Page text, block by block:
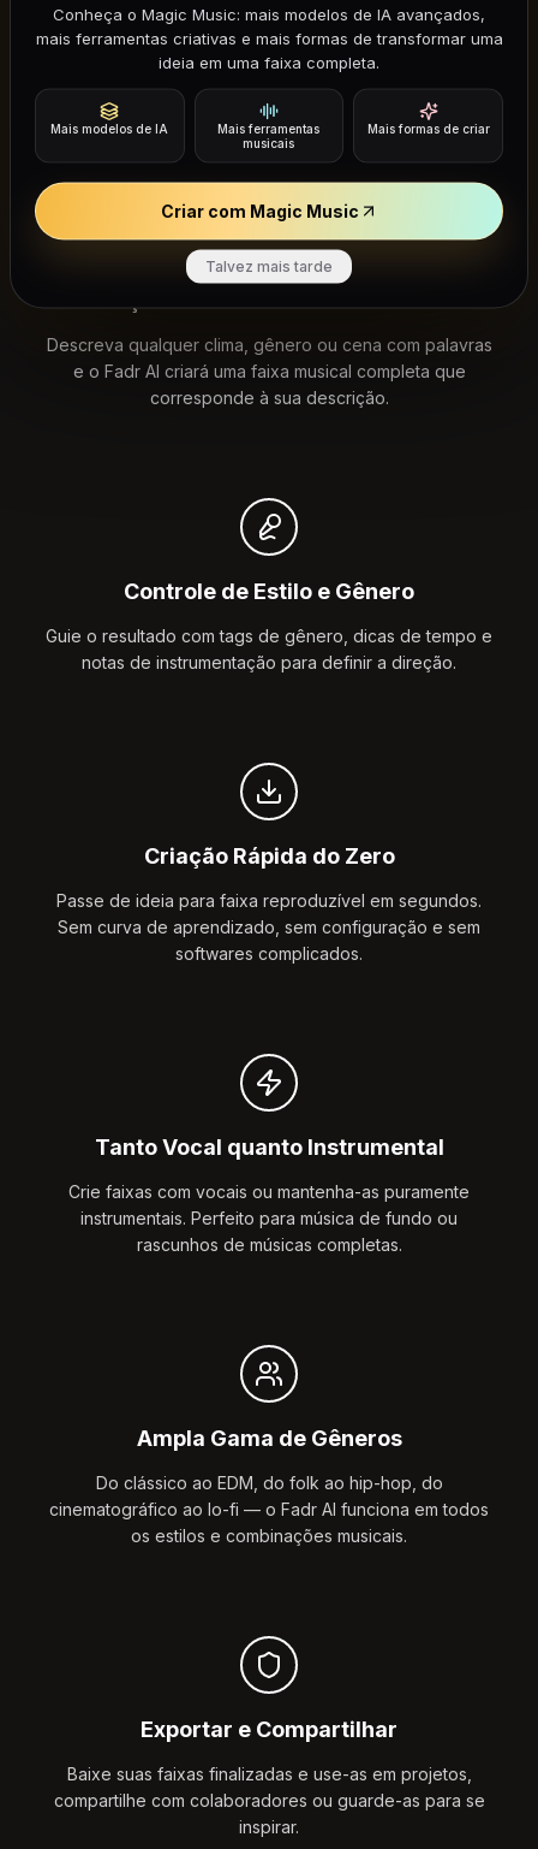
O Fadr AI torna a criação musical tão fácil quanto
digitar uma frase. Não são necessários instrumentos,
estúdio ou experiência.
Descreva qualquer clima, gênero ou cena com palavras
e o Fadr AI criará uma faixa musical completa que
corresponde à sua descrição.
Controle de Estilo e Gênero
Guie o resultado com tags de gênero, dicas de tempo e
notas de instrumentação para definir a direção.
Criação Rápida do Zero
Passe de ideia para faixa reproduzível em segundos.
Sem curva de aprendizado, sem configuração e sem
softwares complicados.
Tanto Vocal quanto Instrumental
Crie faixas com vocais ou mantenha-as puramente
instrumentais. Perfeito para música de fundo ou
rascunhos de músicas completas.
Ampla Gama de Gêneros
Do clássico ao EDM, do folk ao hip-hop, do
cinematográfico ao lo-fi — o Fadr AI funciona em todos
os estilos e combinações musicais.
Exportar e Compartilhar
Baixe suas faixas finalizadas e use-as em projetos,
compartilhe com colaboradores ou guarde-as para se
inspirar.
Conheça o Magic Music: mais modelos de IA avançados,
mais ferramentas criativas e mais formas de transformar uma
ideia em uma faixa completa.
Mais modelos de IA
Mais ferramentas
musicais
Mais formas de criar
Criar com Magic Music
Talvez mais tarde